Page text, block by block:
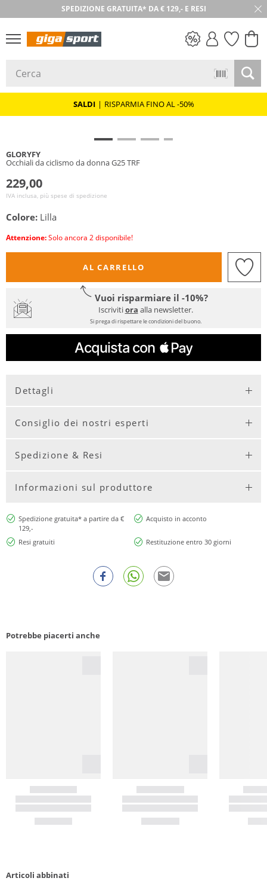
SPEDIZIONE GRATUITA* DA € 129,- E RESI
30 GIORNI DI RESO
SALDI | RISPARMIA FINO AL -50%
GLORYFY
Occhiali da ciclismo da donna G25 TRF
229,00
IVA inclusa, più spese di spedizione
Colore: Lilla
Attenzione: Solo ancora 2 disponibile!
AL CARRELLO
Vuoi risparmiare il -10%?
Iscrivitiora alla newsletter.
Si prega di rispettare le condizioni del buono.
Dettagli
Consiglio dei nostri esperti
Spedizione & Resi
Informazioni sul produttore
Spedizione gratuita* a partire da €
129,-
Acquisto in acconto
Resi gratuiti Restituzione entro 30 giorni
Potrebbe piacerti anche
Articoli abbinati